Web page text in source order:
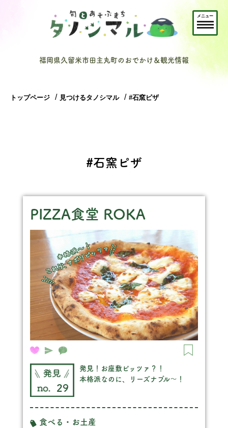
福岡県久留米市田主丸町のおでかけ＆観光情報
メニュー
トップページ 見つけるタノシマル #石窯ピザ
#石窯ピザ
PIZZA食堂 ROKA
29
発見！お座敷ピッツァ？！
本格派なのに、リーズナブル～！
食べる・お土産